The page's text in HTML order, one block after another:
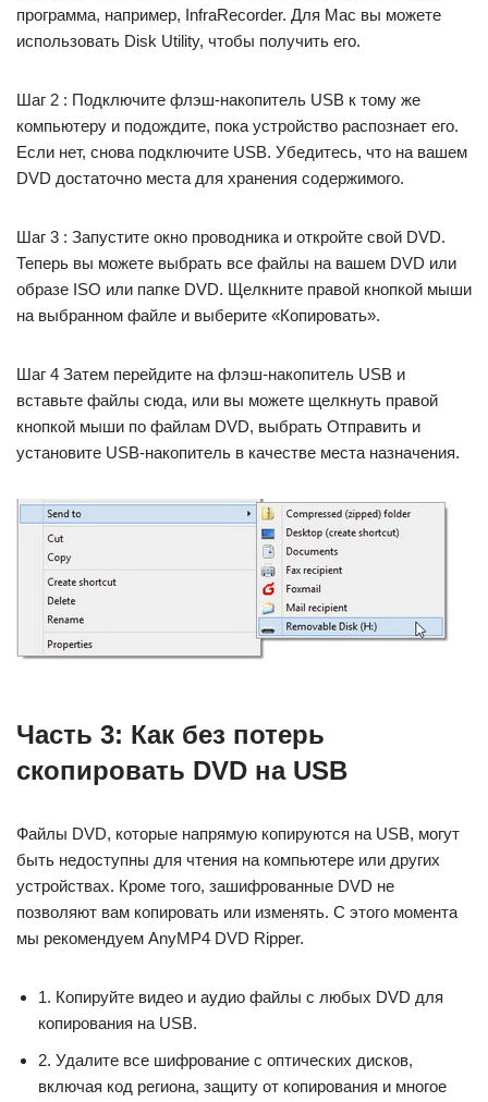
программа, например, InfraRecorder. Для Mac вы можете
использовать Disk Utility, чтобы получить его.
Шаг 2 : Подключите флэш-накопитель USB к тому же
компьютеру и подождите, пока устройство распознает его.
Если нет, снова подключите USB. Убедитесь, что на вашем
DVD достаточно места для хранения содержимого.
Шаг 3 : Запустите окно проводника и откройте свой DVD.
Теперь вы можете выбрать все файлы на вашем DVD или
образе ISO или папке DVD. Щелкните правой кнопкой мыши
на выбранном файле и выберите «Копировать».
Шаг 4 Затем перейдите на флэш-накопитель USB и
вставьте файлы сюда, или вы можете щелкнуть правой
кнопкой мыши по файлам DVD, выбрать Отправить и
установите USB-накопитель в качестве места назначения.
Часть 3: Как без потерь
скопировать DVD на USB
Файлы DVD, которые напрямую копируются на USB, могут
быть недоступны для чтения на компьютере или других
устройствах. Кроме того, зашифрованные DVD не
позволяют вам копировать или изменять. С этого момента
мы рекомендуем AnyMP4 DVD Ripper.
1. Копируйте видео и аудио файлы с любых DVD для
копирования на USB.
2. Удалите все шифрование с оптических дисков,
включая код региона, защиту от копирования и многое